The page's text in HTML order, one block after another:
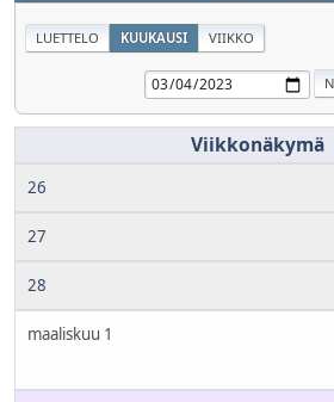
LUETTELO KUUKAUSI VIIKKO
26
27
28
maaliskuu 1